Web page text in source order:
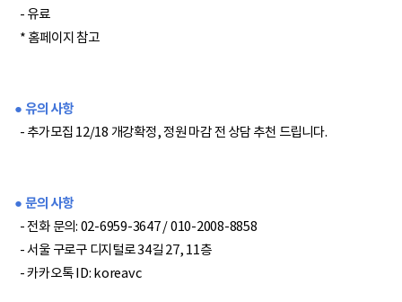
- 유료
* 홈페이지 참고
● 유의 사항
- 추가모집 12/18 개강확정, 정원 마감 전 상담 추천 드립니다.
● 문의 사항
- 전화 문의: 02-6959-3647 / 010-2008-8858
- 서울 구로구 디지털로 34길 27, 11층
- 카카오톡 ID: koreavc